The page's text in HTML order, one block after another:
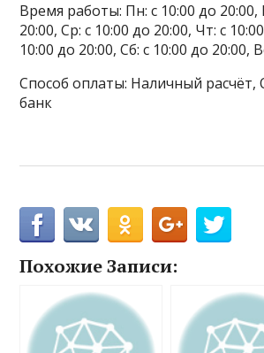
Время работы: Пн: с 10:00 до 20:00,
20:00, Ср: с 10:00 до 20:00, Чт: с
10:00 до 20:00, Сб: с 10:00 до 20:00,
Способ оплаты: Наличный расчёт,
банк
Похожие Записи: